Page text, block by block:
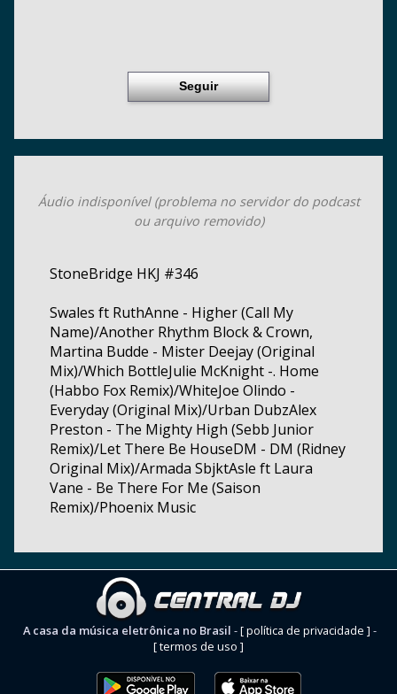
Seguir
Áudio indisponível (problema no servidor do podcast
ou arquivo removido)
StoneBridge HKJ #346
Swales ft RuthAnne - Higher (Call My
Name)/Another Rhythm Block & Crown,
Martina Budde - Mister Deejay (Original
Mix)/Which BottleJulie McKnight -. Home
(Habbo Fox Remix)/WhiteJoe Olindo -
Everyday (Original Mix)/Urban DubzAlex
Preston - The Mighty High (Sebb Junior
Remix)/Let There Be HouseDM - DM (Ridney
Original Mix)/Armada SbjktAsle ft Laura
Vane - Be There For Me (Saison
Remix)/Phoenix Music
A casa da música eletrônica no Brasil -[ política de privacidade ] -
[ termos de uso ]